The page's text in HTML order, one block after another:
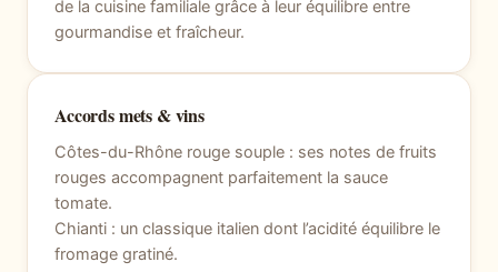
de la cuisine familiale grâce à leur équilibre entre
gourmandise et fraîcheur.
Accords mets & vins
Côtes-du-Rhône rouge souple : ses notes de fruits
rouges accompagnent parfaitement la sauce
tomate.
Chianti : un classique italien dont l’acidité équilibre le
fromage gratiné.